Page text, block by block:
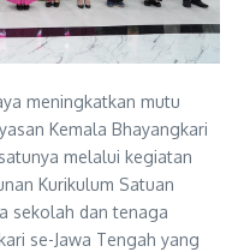
meningkatkan mutu
Kemala Bhayangkari
melalui kegiatan
Kurikulum Satuan
sekolah dan tenaga
se-Jawa Tengah yang